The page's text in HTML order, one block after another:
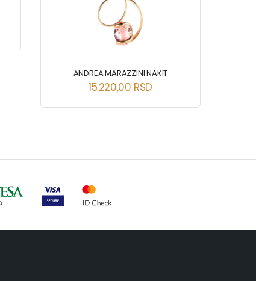
ANDREA MARAZZINI NAKIT
15.220,00 RSD